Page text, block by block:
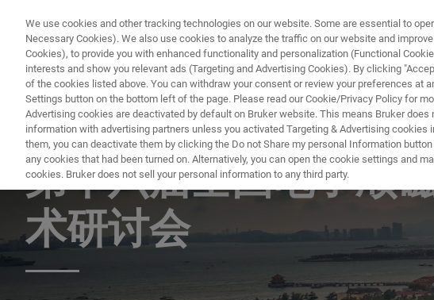
PRODUKTY I
EVENT - CHINA
第十六届全国电子顺
术研讨会
We use cookies and other tracking technologies on our website. Some are essential to
Necessary Cookies). We also use cookies to analyze the traffic on our website and
Cookies), to provide you with enhanced functionality and personalization (Functional
interests and show you relevant ads (Targeting and Advertising Cookies). By clicking
of the cookies listed above. You can withdraw your consent or review your preferences at
Settings button on the bottom left of the page. Please read our Cookie/Privacy Policy for
Advertising cookies are deactivated by default on Bruker website. This means Bruker does
information with advertising partners unless you activated Targeting & Advertising cookies
them, you can deactivate them by clicking the Do not Share my personal Information
any cookies that had been turned on. Alternatively, you can open the cookie settings and
cookies. Bruker does not sell your personal information to any third party.